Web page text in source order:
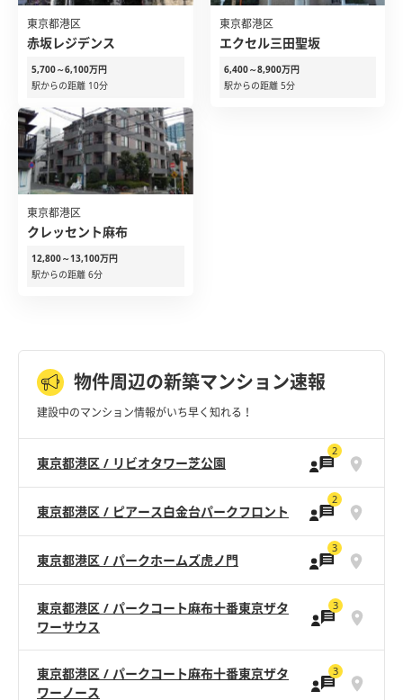
東京都港区
赤坂レジデンス
5,700～6,100万円
駅からの距離 10分
東京都港区
エクセル三田聖坂
6,400～8,900万円
駅からの距離 5分
東京都港区
クレッセント麻布
12,800～13,100万円
駅からの距離 6分
物件周辺の新築マンション速報
建設中のマンション情報がいち早く知れる！
東京都港区 / リビオタワー芝公園
2
東京都港区 / ピアース白金台パークフロント
2
東京都港区 / パークホームズ虎ノ門
3
東京都港区 / パークコート麻布十番東京ザタ
ワーサウス
3
東京都港区 / パークコート麻布十番東京ザタ
ワーノース
3